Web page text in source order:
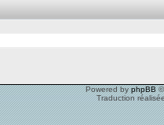
Powered byphpBB©
Traduction